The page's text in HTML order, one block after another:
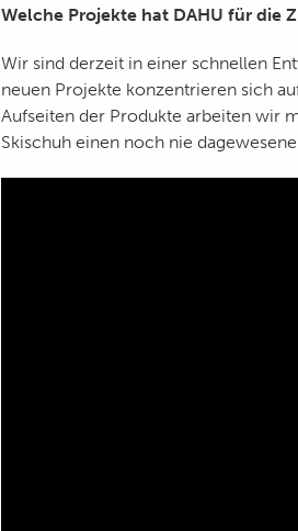
Welche Projekte hat DAHU für die
Wir sind derzeit in einer schnellen
neuen Projekte konzentrieren sich
Aufseiten der Produkte arbeiten wir
Skischuh einen noch nie